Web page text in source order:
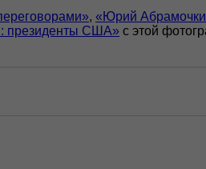
, «Юрий
президенты США» с этой